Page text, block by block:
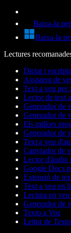
Baixa-la
Baixa-la
Lectures
Dictat i
Assistent de
Text a veu per
Lector de text
Generador de
Generador de
Els millors
Generador de
Text a veu
Canviador de
Lector d'àudio
Google Docs
Extensió de
Text a veu en
Lectura en
Generador de
Texto a Voz
Leitor de Texto